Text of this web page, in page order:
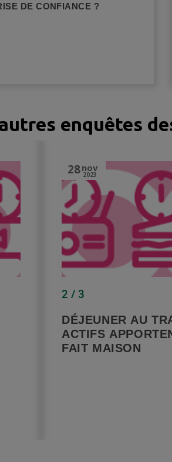
DE CONFIANCE ?
enquêtes
28nov
2023
2 / 3
DÉJEUNER AU
ACTIFS
FAIT MAISON